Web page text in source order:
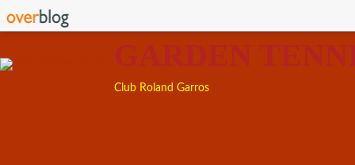
GARDEN
Club Roland Garros